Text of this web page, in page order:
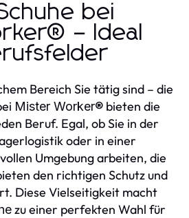
bei
– Ideal
Bereich Sie tätig sind – die
Mister Worker® bieten die
Beruf. Egal, ob Sie in der
oder in einer
Umgebung arbeiten, die
den richtigen Schutz und
Diese Vielseitigkeit macht
zu einer perfekten Wahl für